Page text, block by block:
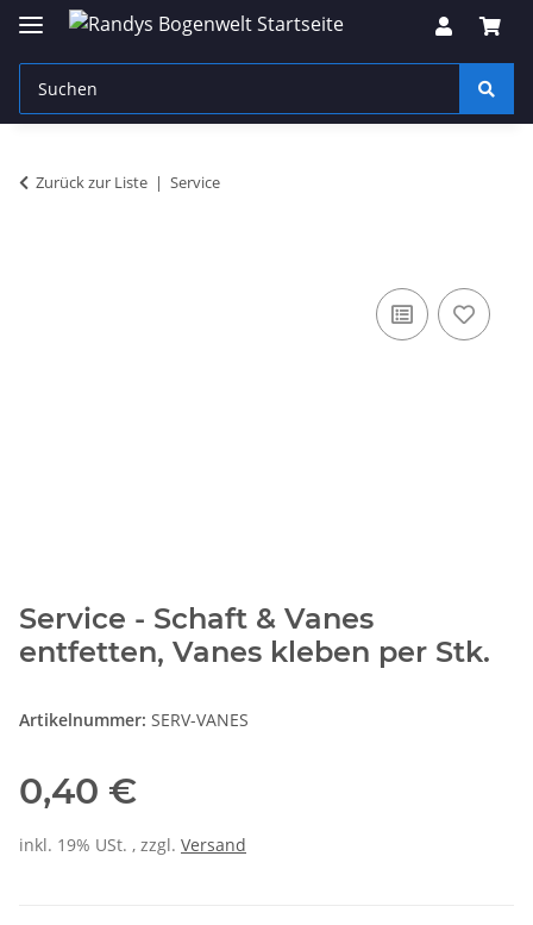
Zurück zur Liste Service
Service - Schaft & Vanes
entfetten, Vanes kleben per Stk.
Artikelnummer: SERV-VANES
0,40 €
inkl. 19% USt. , zzgl. Versand